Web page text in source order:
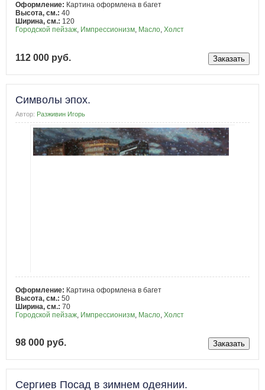
Оформление: Картина оформлена в багет
Высота, см.: 40
Ширина, см.: 120
Городской пейзаж, Импрессионизм, Масло, Холст
112 000 руб.
Символы эпох.
Автор: Разживин Игорь
Оформление: Картина оформлена в багет
Высота, см.: 50
Ширина, см.: 70
Городской пейзаж Импрессионизм Масло Холст
98 000 руб.
Сергиев Посад в зимнем одеянии.